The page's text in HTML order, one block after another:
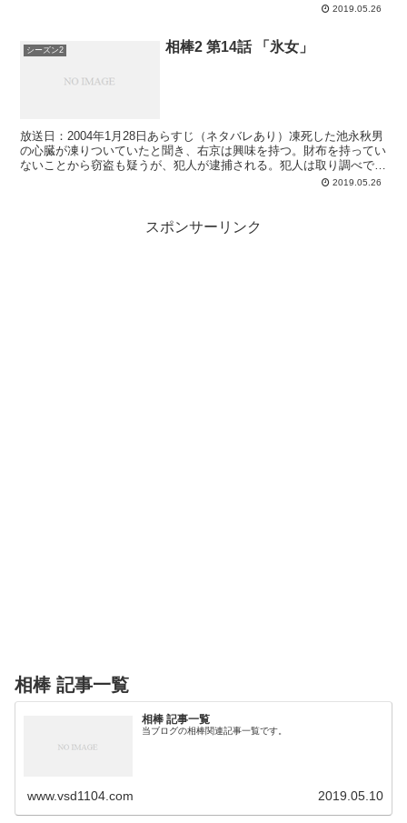
2019.05.26
シーズン2 相棒2 第14話 「氷女」
放送日：2004年1月28日あらすじ（ネタバレあり）凍死した池永秋男
の心臓が凍りついていたと聞き、右京は興味を持つ。財布を持ってい
ないことから窃盗も疑うが、犯人が逮捕される。犯人は取り調べで
「朝早く道に倒れていたから財布を取っただけ、その時... 2019.05.26
スポンサーリンク
相棒 記事一覧
相棒 記事一覧
当ブログの相棒関連記事一覧です。
www.vsd1104.com 2019.05.10